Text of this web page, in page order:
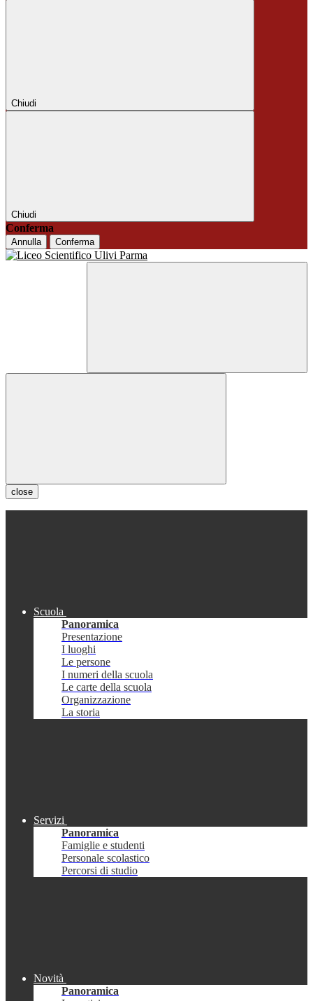
Chiudi
Chiudi
Conferma
Annulla Conferma
close
Scuola
Panoramica
Presentazione
I luoghi
Le persone
I numeri della scuola
Le carte della scuola
Organizzazione
La storia
Servizi
Panoramica
Famiglie e studenti
Personale scolastico
Percorsi di studio
Novità
Panoramica